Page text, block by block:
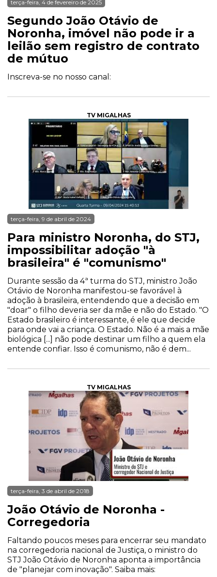
terça-feira, 4 de fevereiro de 2025
Segundo João Otávio de
Noronha, imóvel não pode ir a
leilão sem registro de contrato
de mútuo
Inscreva-se no nosso canal:
TV MIGALHAS
terça-feira, 9 de abril de 2024
Para ministro Noronha, do STJ,
impossibilitar adoção "à
brasileira" é "comunismo"
Durante sessão da 4ª turma do STJ, ministro João
Otávio de Noronha manifestou-se favorável à
adoção à brasileira, entendendo que a decisão em
"doar" o filho deveria ser da mãe e não do Estado. "O
Estado brasileiro é interessante, é ele que decide
para onde vai a criança. O Estado. Não é a mais a mãe
biológica [...] não pode destinar um filho a quem ela
entende confiar. Isso é comunismo, não é dem...
TV MIGALHAS
terça-feira, 3 de abril de 2018
João Otávio de Noronha -
Corregedoria
Faltando poucos meses para encerrar seu mandato
na corregedoria nacional de Justiça, o ministro do
STJ João Otávio de Noronha aponta a importância
de "planejar com inovação". Saiba mais: